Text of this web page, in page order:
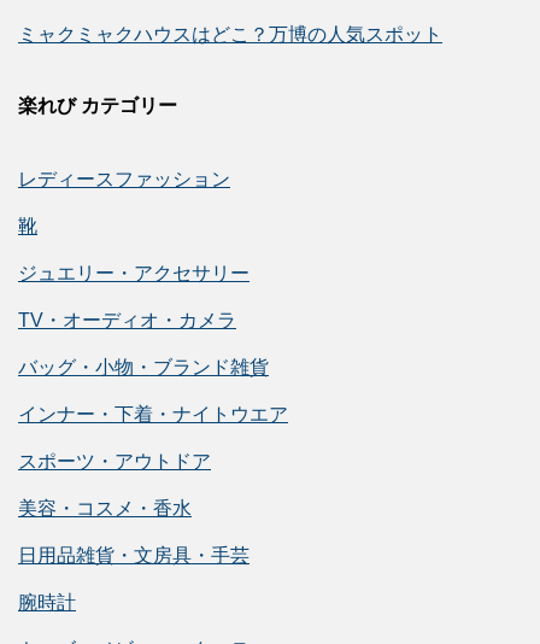
ミャクミャクハウスはどこ？万博の人気スポット
楽れび カテゴリー
レディースファッション
靴
ジュエリー・アクセサリー
TV・オーディオ・カメラ
バッグ・小物・ブランド雑貨
インナー・下着・ナイトウエア
スポーツ・アウトドア
美容・コスメ・香水
日用品雑貨・文房具・手芸
腕時計